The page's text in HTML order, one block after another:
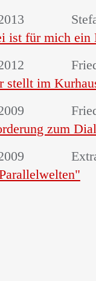
ist für mich ein
stellt im
zum